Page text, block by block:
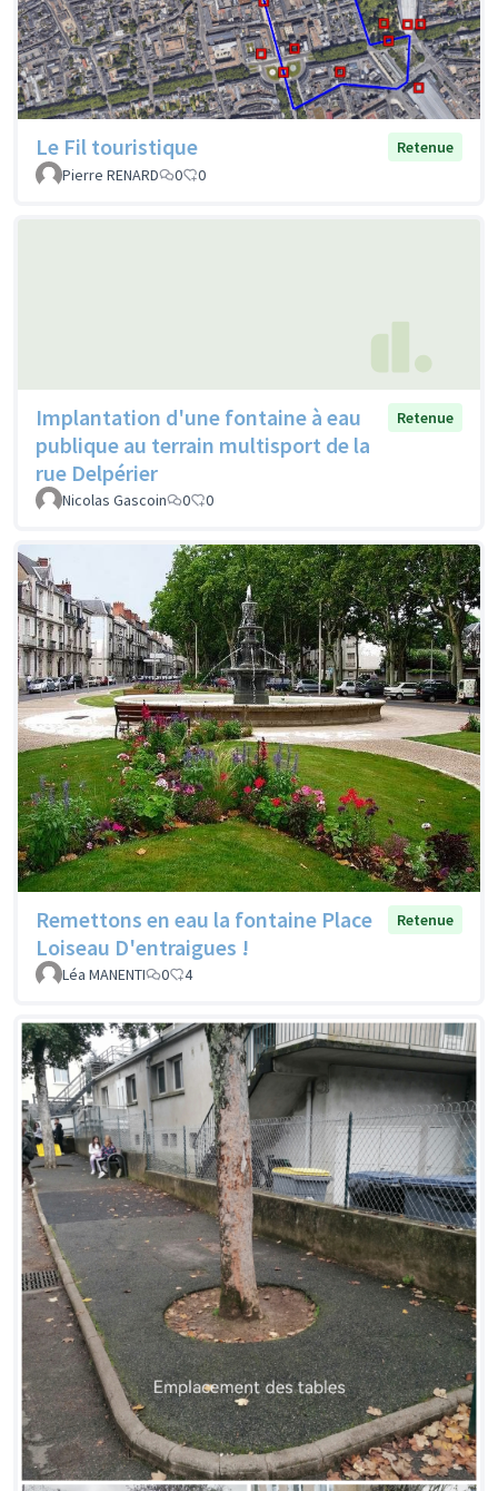
Le Fil touristique
Retenue
Pierre RENARD
0 0
Implantation d'une fontaine à eau
publique au terrain multisport de la
rue Delpérier
Retenue
Nicolas Gascoin 0 0
Remettons en eau la fontaine Place
Loiseau D'entraigues !
Retenue
Léa MANENTI 0 4